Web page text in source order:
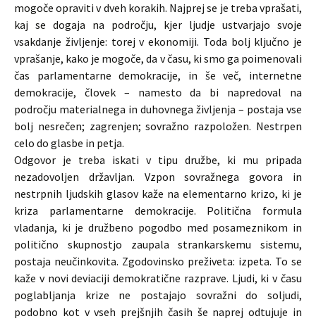
mogoče opraviti v dveh korakih. Najprej se je treba vprašati,
kaj se dogaja na področju, kjer ljudje ustvarjajo svoje
vsakdanje življenje: torej v ekonomiji. Toda bolj ključno je
vprašanje, kako je mogoče, da v času, ki smo ga poimenovali
čas parlamentarne demokracije, in še več, internetne
demokracije, človek – namesto da bi napredoval na
področju materialnega in duhovnega življenja – postaja vse
bolj nesrečen; zagrenjen; sovražno razpoložen. Nestrpen
celo do glasbe in petja.
Odgovor je treba iskati v tipu družbe, ki mu pripada
nezadovoljen državljan. Vzpon sovražnega govora in
nestrpnih ljudskih glasov kaže na elementarno krizo, ki je
kriza parlamentarne demokracije. Politična formula
vladanja, ki je družbeno pogodbo med posameznikom in
politično skupnostjo zaupala strankarskemu sistemu,
postaja neučinkovita. Zgodovinsko preživeta: izpeta. To se
kaže v novi deviaciji demokratične razprave. Ljudi, ki v času
poglabljanja krize ne postajajo sovražni do soljudi,
podobno kot v vseh prejšnjih časih še naprej odtujuje in